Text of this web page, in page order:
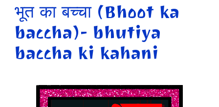
भूत का बच्चा (Bhoot ka
baccha)- bhutiya
baccha ki kahani